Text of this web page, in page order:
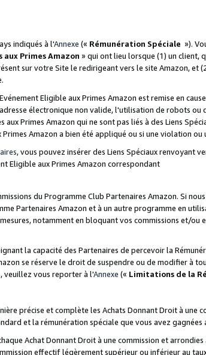
indiqués à l'Annexe (« Rémunération Spéciale »).
aux Primes Amazon » qui ont lieu lorsque (1) un client,
sur votre Site le redirigeant vers le site Amazon, et
Eligible aux Primes Amazon est remise en
électronique non valide, l'utilisation de robots ou
Primes Amazon qui ne sont pas liés à des Liens
Amazon a bien été appliqué ou si une violation
, vous pouvez insérer des Liens Spéciaux renvoyant
Eligible aux Primes Amazon correspondant
du Programme Club Partenaires Amazon. Si
Partenaires Amazon et à un autre programme en
notamment en bloquant vos commissions et/ou
la capacité des Partenaires de percevoir la
se réserve le droit de suspendre ou de modifier à
veuillez vous reporter à l'Annexe (« Limitations de la
précise et complète les Achats Donnant Droit à une
et la rémunération spéciale que vous avez gagnées
Achat Donnant Droit à une commission et
effectif légèrement supérieur ou inférieur au